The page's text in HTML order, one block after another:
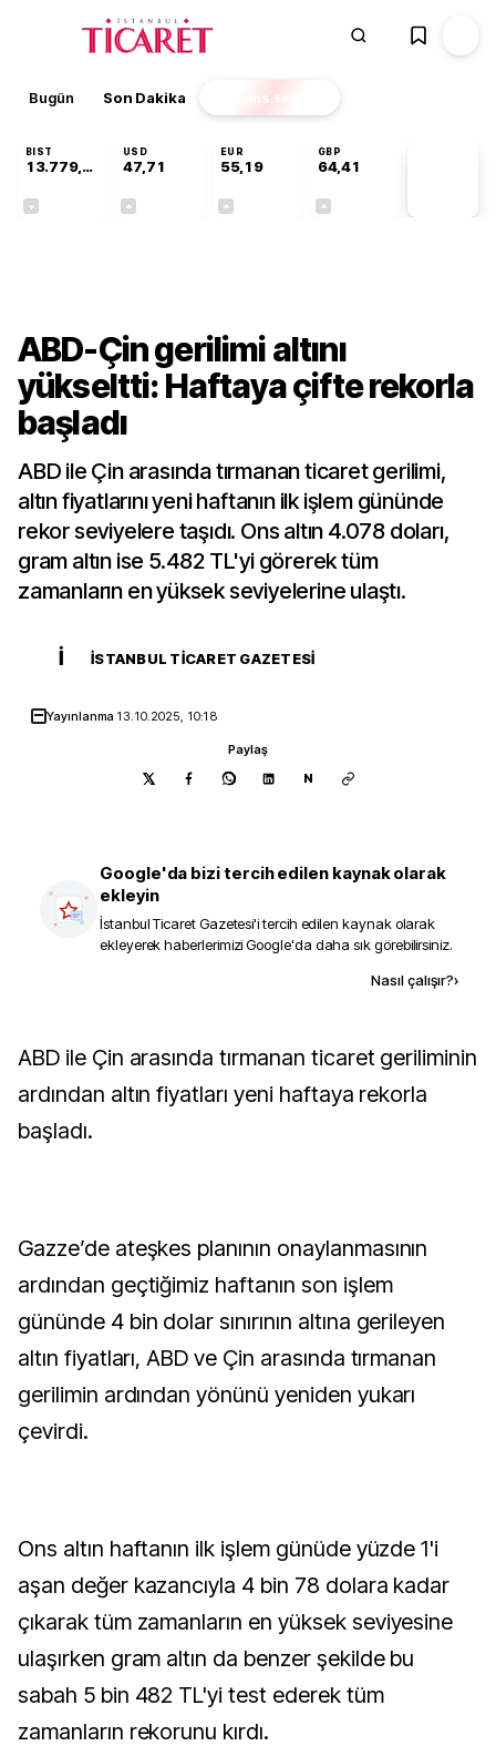
Bugün Son Dakika Finans EKSTRA
BIST
13.779,39
USD
47,71
EUR
55,19
GBP
64,41
ABD-Çin gerilimi altını
yükseltti: Haftaya çifte rekorla
başladı
ABD ile Çin arasında tırmanan ticaret gerilimi,
altın fiyatlarını yeni haftanın ilk işlem gününde
rekor seviyelere taşıdı. Ons altın 4.078 doları,
gram altın ise 5.482 TL'yi görerek tüm
zamanların en yüksek seviyelerine ulaştı.
İ İSTANBUL TICARET GAZETESI
Yayınlanma 13.10.2025, 10:18
Paylaş
N
Google'da bizi tercih edilen kaynak olarak
ekleyin
İstanbul Ticaret Gazetesi'i tercih edilen kaynak olarak
ekleyerek haberlerimizi Google'da daha sık görebilirsiniz.
Nasıl çalışır?›
ABD ile Çin arasında tırmanan ticaret geriliminin
ardından altın fiyatları yeni haftaya rekorla
başladı.
Gazze’de ateşkes planının onaylanmasının
ardından geçtiğimiz haftanın son işlem
gününde 4 bin dolar sınırının altına gerileyen
altın fiyatları, ABD ve Çin arasında tırmanan
gerilimin ardından yönünü yeniden yukarı
çevirdi.
Ons altın haftanın ilk işlem günüde yüzde 1'i
aşan değer kazancıyla 4 bin 78 dolara kadar
çıkarak tüm zamanların en yüksek seviyesine
ulaşırken gram altın da benzer şekilde bu
sabah 5 bin 482 TL'yi test ederek tüm
zamanların rekorunu kırdı.